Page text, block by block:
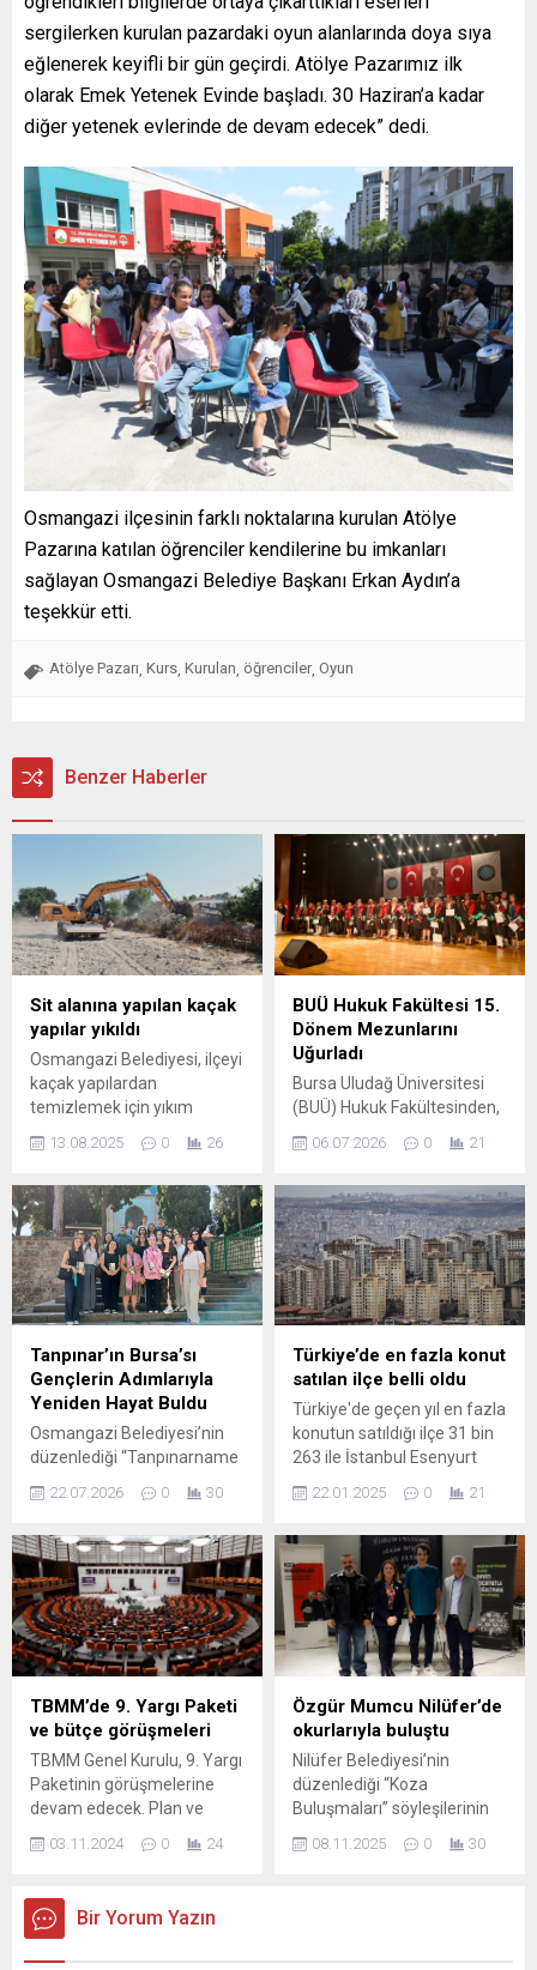
sergilerken kurulan pazardaki oyun alanlarında doya sıya
eğlenerek keyifli bir gün geçirdi. Atölye Pazarımız ilk
olarak Emek Yetenek Evinde başladı. 30 Haziran’a kadar
diğer yetenek evlerinde de devam edecek” dedi.
Osmangazi ilçesinin farklı noktalarına kurulan Atölye
Pazarına katılan öğrenciler kendilerine bu imkanları
sağlayan Osmangazi Belediye Başkanı Erkan Aydın’a
teşekkür etti.
Atölye Pazarı, Kurs, Kurulan, öğrenciler, Oyun
Benzer Haberler
Sit alanına yapılan kaçak
yapılar yıkıldı
Osmangazi Belediyesi, ilçeyi
kaçak yapılardan
temizlemek için yıkım
devam ediyor. 1. derece
kaçak yapılar yıkılarak yerle
bir edildi. Osmangazi
Belediyesi kaçak
yapılaşmayla mücadelesini
kararlılıkla sürdürüyor. Yapı
Kontrol Müdürlüğü
Ekipleri’nin titizlikle
yürüttüğü çalışmalar
sonucunda Demirtaş
Cumhuriyet Mahallesi’nde 1.
derece sit alanına 20 tane...
13.08.2025 0 26
BUÜ Hukuk Fakültesi 15.
Dönem Mezunlarını
Uğurladı
Bursa Uludağ Üniversitesi
(BUÜ) Hukuk Fakültesinden,
olan 218 öğrenci için geniş
düzenledi. BUÜ Prof. Dr.
Mete Cengiz Kültür
Merkezinde gerçekleştirilen
Bursa Uludağ Üniversitesi
Hukuk Fakültesi mezuniyet
törenine, Rektör Yardımcısı
Prof. Dr. Zekeriyya Arı,
Gemlik Kaymakamı Osman
Aslan Canbaba, Hukuk
Fakültesi Dekanı Prof. Dr....
06.07.2026 0 21
Tanpınar’ın Bursa’sı
Gençlerin Adımlarıyla
Yeniden Hayat Buldu
Osmangazi Belediyesi’nin
düzenlediği “Tanpınarname
Atölyeleri” kapsamında
gençler, Ahmet Hamdi
eserinde anlattığı Bursa’yı
tarihi mekanlarda yerinde
keşfederek kentin kültürel
mirasını edebiyat eşliğinde
deneyimledi. Kentin kültürel
değerlerini genç kuşaklarla
buluşturan Osmangazi
Belediyesi’nin, Osmangazi
Kent Konseyi ve Özel Hayat
Hastanesi iş birliğiyle hayata
geçirdiği “Tanpınarname
Atölyeleri” projesi
kapsamında gençler, Türk...
22.07.2026 0 30
Türkiye’de en fazla konut
satılan ilçe belli oldu
Türkiye'de geçen yıl en fazla
konutun satıldığı ilçe 31 bin
263 ile İstanbul Esenyurt
olurken, burayı 22 bin 552 ile
Gaziantep'in Şehitkamil ve
Çankaya ilçeleri izledi.
22.01.2025 0 21
TBMM’de 9. Yargı Paketi
ve bütçe görüşmeleri
TBMM Genel Kurulu, 9. Yargı
Paketinin görüşmelerine
devam edecek. Plan ve
Gençlik ve Spor, Tarım ve
ile Çevre, Şehircilik ve İklim
Değişikliği bakanlıklarının
03.11.2024 0 24
Özgür Mumcu Nilüfer’de
okurlarıyla buluştu
Nilüfer Belediyesi’nin
düzenlediği “Koza
Buluşmaları” söyleşilerinin
Özgür Mumcu, son romanı
08.11.2025 0 30
Bir Yorum Yazın